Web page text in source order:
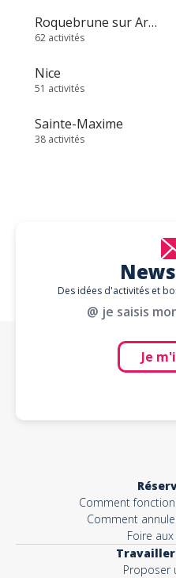
Roquebrune sur Argens
62 activités
Nice
51 activités
Sainte-Maxime
38 activités
Des idées d'activités et
@ je saisis
Je
Comment
Comment
Foire
Travailler
Proposer